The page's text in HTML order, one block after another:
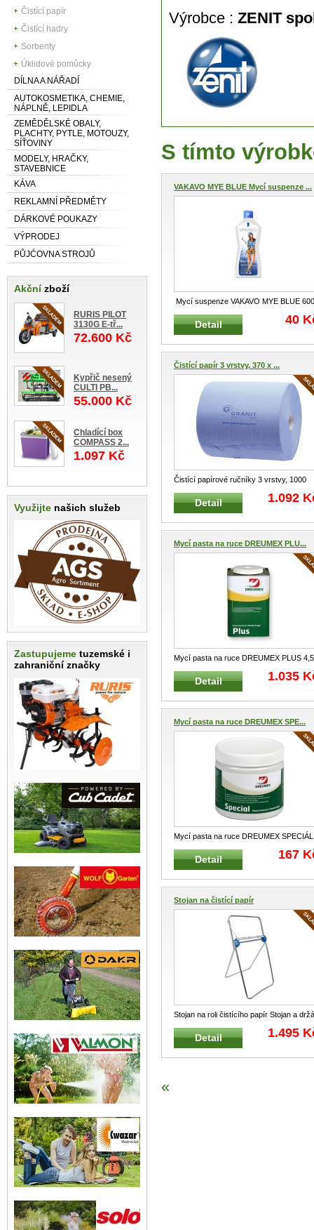
Čistící papír
Čistící hadry
Sorbenty
Úklidové pomůcky
DÍLNA A NÁŘADÍ
AUTOKOSMETIKA, CHEMIE,
NÁPLNĚ, LEPIDLA
ZEMĚDĚLSKÉ OBALY,
PLACHTY, PYTLE, MOTOUZY,
SÍŤOVINY
MODELY, HRAČKY,
STAVEBNICE
KÁVA
REKLAMNÍ PŘEDMĚTY
DÁRKOVÉ POUKAZY
VÝPRODEJ
PŮJĆOVNA STROJŮ
Akčnízboží
RURIS PILOT
3130G E-tř...
72.600 Kč
Kypřič nesený
CULTI PB...
55.000 Kč
Chladící box
COMPASS 2...
1.097 Kč
Využijte našich služeb
Zastupujeme tuzemské i
zahraniční značky
Výrobce : ZENIT
S tímto
VAKAVO MYE BLUE Mycí suspenze ...
Mycí suspenze VAKAVO MYE BLUE 600
g modrá Mycí tekutá suspenze s kos
...
Detail 40
Čistící papír 3 vrstvy, 370 x ...
Čistící papírové ručníky 3 vrstvy, 1000
útržků Speciální dvouvrstvý p
...
Detail 1.092
Mycí pasta na ruce DREUMEX PLU...
Mycí pasta na ruce DREUMEX PLUS
Profesionální mycí pasta na ruce ...
Detail 1.035
Mycí pasta na ruce DREUMEX SPE...
Mycí pasta na ruce DREUMEX SPECIÁL
600 ml Speciální mycí pasta na ru...
Detail 167
Stojan na čistící papír
Stojan na roli čistícího papír Stojan a
z eloxované ocelové tru
Detail 1.495
«